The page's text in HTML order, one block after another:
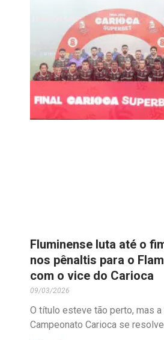
Fluminense luta até o
nos pênaltis para o
com o vice do Carioca
09/03/2026
O título esteve tão perto, mas a
Campeonato Carioca se